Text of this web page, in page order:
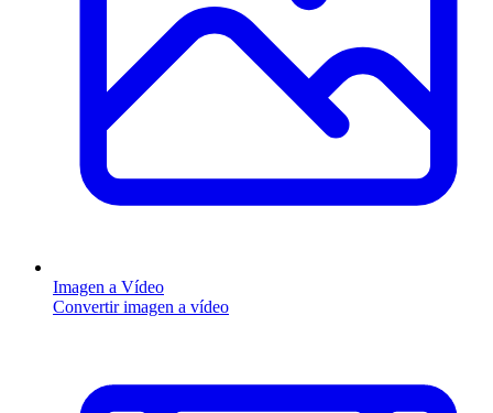
Imagen a Vídeo
Convertir imagen a vídeo